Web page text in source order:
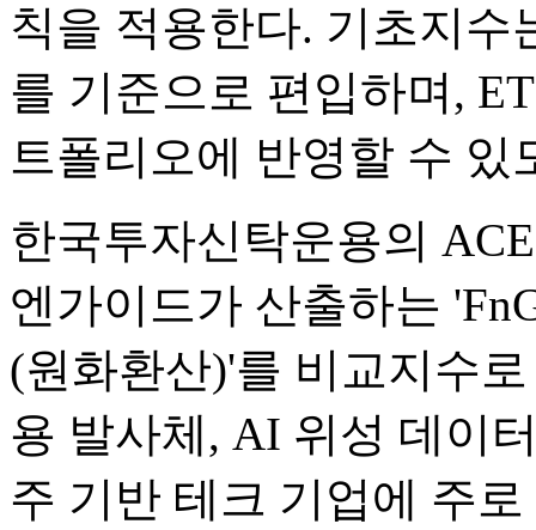
칙을 적용한다. 기초지수
를 기준으로 편입하며,
트폴리오에 반영할 수 있
한국투자신탁운용의
엔가이드가 산출하는
(원화환산)'를 비교지수
용 발사체, AI 위성 데이
주 기반 테크 기업에 주